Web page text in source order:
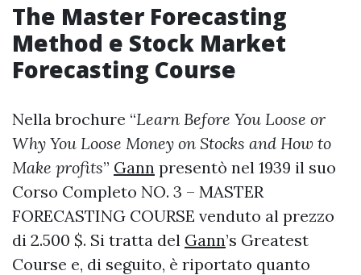
The Master Forecasting
Method e Stock Market
Forecasting Course
Nella brochure “Learn Before You Loose or
Why You Loose Money on Stocks and How to
Make profits” Gann presentò nel 1939 il suo
Corso Completo NO. 3 – MASTER
FORECASTING COURSE venduto al prezzo
di 2.500 $. Si tratta del Gann’s Greatest
Course e, di seguito, è riportato quanto